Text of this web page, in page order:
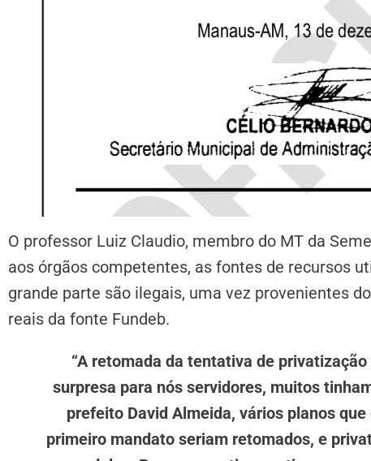
O professor Luiz Claudio, membro do MT da
aos órgãos competentes, as fontes de recursos
grande parte são ilegais, uma vez provenientes
reais da fonte Fundeb.
“A retomada da tentativa de
surpresa para nós servidores, muitos
prefeito David Almeida, vários planos
primeiro mandato seriam retomados, e